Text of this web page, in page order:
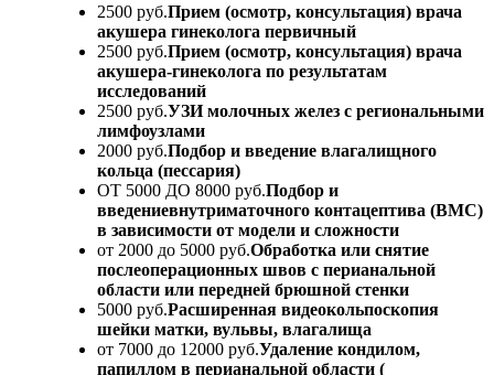
2500 руб.Прием (осмотр, консультация) врача
акушера гинеколога первичный
2500 руб.Прием (осмотр, консультация) врача
акушера-гинеколога по результатам
исследований
2500 руб.УЗИ молочных желез с региональными
лимфоузлами
2000 руб.Подбор и введение влагалищного
кольца (пессария)
ОТ 5000 ДО 8000 руб.Подбор и
введениевнутриматочного контацептива (ВМС)
в зависимости от модели и сложности
от 2000 до 5000 руб.Обработка или снятие
послеоперационных швов с перианальной
области или передней брюшной стенки
5000 руб.Расширенная видеокольпоскопия
шейки матки, вульвы, влагалища
от 7000 до 12000 руб.Удаление кондилом,
папиллом в перианальной области (